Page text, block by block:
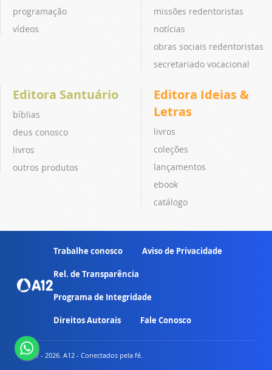
programação
vídeos
missões redentoristas
notícias
obras sociais redentoristas
secretariado vocacional
Editora Santuário
bíblias
deus conosco
livros
outros produtos
Editora Ideias &
Letras
livros
coleções
lançamentos
ebook
catálogo
Trabalhe conosco Aviso de Privacidade
Rel. de Transparência
Programa de Integridade
Direitos Autorais Fale Conosco
© 2007 - 2026. A12 - Conectados pela fé.